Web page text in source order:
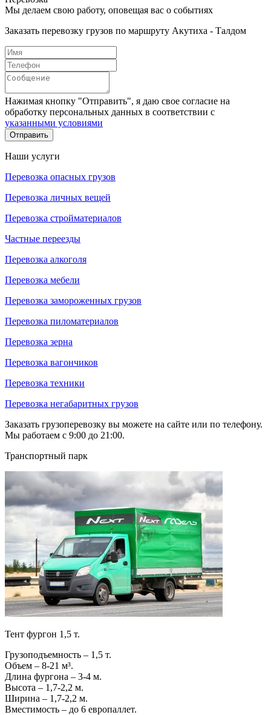
Мы делаем свою работу, оповещая вас о событиях
Заказать перевозку грузов по маршруту Акутиха - Талдом
Нажимая кнопку "Отправить", я даю свое согласие на
обработку персональных данных в соответствии с
указанными условиями
Отправить
Наши услуги
Перевозка опасных грузов
Перевозка личных вещей
Перевозка стройматериалов
Частные переезды
Перевозка алкоголя
Перевозка мебели
Перевозка замороженных грузов
Перевозка пиломатериалов
Перевозка зерна
Перевозка вагончиков
Перевозка техники
Перевозка негабаритных грузов
Заказать грузоперевозку вы можете на сайте или по телефону.
Мы работаем с 9:00 до 21:00.
Транспортный парк
Тент фургон 1,5 т.
Грузоподъемность – 1,5 т.
Объем – 8-21 м³.
Длина фургона – 3-4 м.
Высота – 1,7-2,2 м.
Ширина – 1,7-2,2 м.
Вместимость – до 6 европаллет.